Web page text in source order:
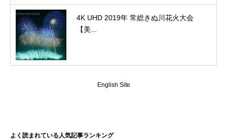
4K UHD 2019年 常総きぬ川花火大会
【美...
English Site
よく読まれている人気記事ランキング